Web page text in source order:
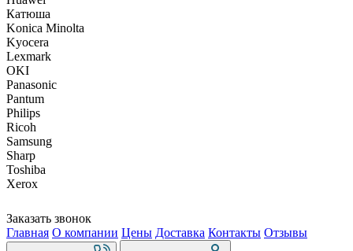
Катюша
Konica Minolta
Kyocera
Lexmark
OKI
Panasonic
Pantum
Philips
Ricoh
Samsung
Sharp
Toshiba
Xerox
Заказать звонок
Главная О компании Цены Доставка Контакты Отзывы